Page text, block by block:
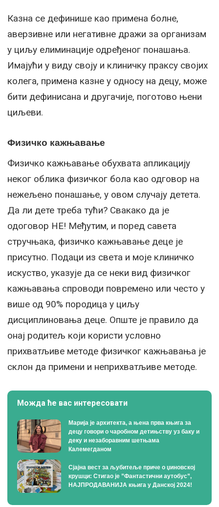
Казна се дефинише као примена болне,
аверзивне или негативне дражи за организам
у циљу елиминације одређеног понашања.
Имајући у виду своју и клиничку праксу својих
колега, примена казне у односу на децу, може
бити дефинисана и другачије, поготово њени
циљеви.
Физичко кажњавање
Физичко кажњавање обухвата апликацију
неког облика физичког бола као одговор на
нежељено понашање, у овом случају детета.
Да ли дете треба тући? Свакако да је
одоговор НЕ! Међутим, и поред савета
стручњака, физичко кажњавање деце је
присутно. Подаци из света и моје клиничко
искуство, указује да се неки вид физичког
кажњавања спроводи повремено или често у
више од 90% породица у циљу
дисциплиновања деце. Опште је правило да
онај родитељ који користи условно
прихватљиве методе физичког кажњавања је
склон да примени и неприхватљиве методе.
Можда ће вас интересовати
Марија је архитекта, а њена прва књига за
децу говори о чаробном детињству уз баку и
деку и незаборавним шетњама
Калемегданом
Сјајна вест за љубитеље приче о џиновској
крушци: Стигао је ”Фантастични аутобус”,
НАЈПРОДАВАНИЈА књига у Данској 2024!